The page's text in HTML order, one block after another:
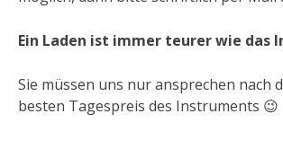
Ein Laden ist immer teurer wie das
Sie müssen uns nur ansprechen nach
besten Tagespreis des Instruments 😉